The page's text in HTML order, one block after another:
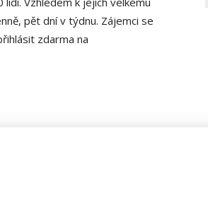
pět dní v týdnu. Zájemci se
zdarma na